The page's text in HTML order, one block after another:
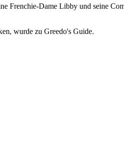
Frenchie-Dame Libby und seine
wurde zu Greedo's Guide.